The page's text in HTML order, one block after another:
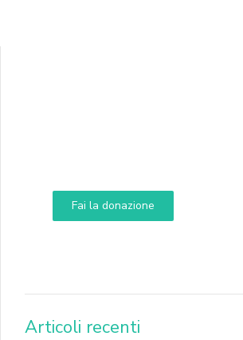
Fai la donazione
DONA
Articoli recenti